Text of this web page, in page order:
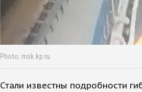
Photo: msk.kp.ru
Стали известны подробности